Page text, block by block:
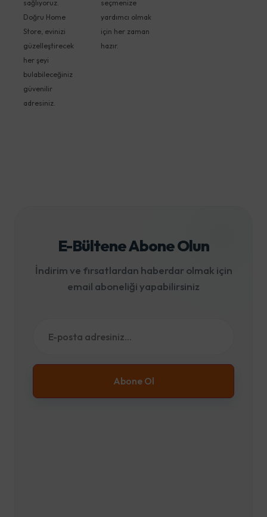
sağlıyoruz.
Doğru Home
Store, evinizi
güzelleştirecek
her şeyi
bulabileceğiniz
güvenilir
adresiniz.
seçmenize
yardımcı olmak
için her zaman
hazır.
E-Bültene Abone Olun
İndirim ve fırsatlardan haberdar olmak için
email aboneliği yapabilirsiniz
Abone Ol